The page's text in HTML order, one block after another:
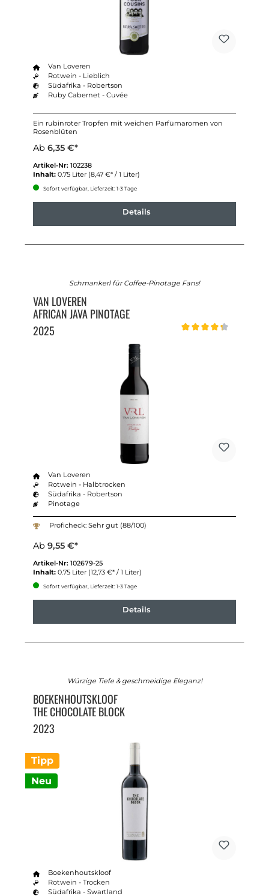
Van Loveren
Rotwein - Lieblich
Südafrika - Robertson
Ruby Cabernet - Cuvée
Ein rubinroter Tropfen mit weichen Parfümaromen von
Rosenblüten
Ab 6,35 €*
Artikel-Nr: 102238
Inhalt: 0.75 Liter (8,47 €* / 1 Liter)
Sofort verfügbar, Lieferzeit: 1-3 Tage
Details
Schmankerl für Coffee-Pinotage Fans!
VAN LOVEREN
AFRICAN JAVA PINOTAGE
2025
Van Loveren
Rotwein - Halbtrocken
Südafrika - Robertson
Pinotage
Proficheck: Sehr gut (88/100)
Ab 9,55 €*
Artikel-Nr: 102679-25
Inhalt: 0.75 Liter (12,73 €* / 1 Liter)
Sofort verfügbar, Lieferzeit: 1-3 Tage
Details
Tipp
Neu
Würzige Tiefe & geschmeidige Eleganz!
BOEKENHOUTSKLOOF
THE CHOCOLATE BLOCK
2023
Boekenhoutskloof
Rotwein - Trocken
Südafrika - Swartland